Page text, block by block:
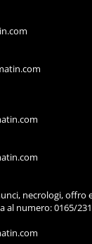
necrologi, offro
al numero: 0165/